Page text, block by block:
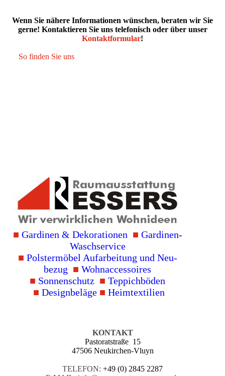
Wenn Sie nähere Informationen wünschen, beraten wir Sie
gerne! Kontaktieren Sie uns telefonisch oder über unser
Kontaktformular!
So finden Sie uns
■ Gardinen & Deko­rationen ■ Gardinen-
Wasch­service
■ Polster­möbel Auf­arbei­tung und Neu­
bezug ■ Wohn­accessoires
■ Sonnen­schutz ■ Teppich­böden
■ Design­beläge ■ Heim­textilien
KONTAKT
Pastoratstraße 15
47506 Neukirchen-Vluyn
TELEFON: +49 (0) 2845 2287